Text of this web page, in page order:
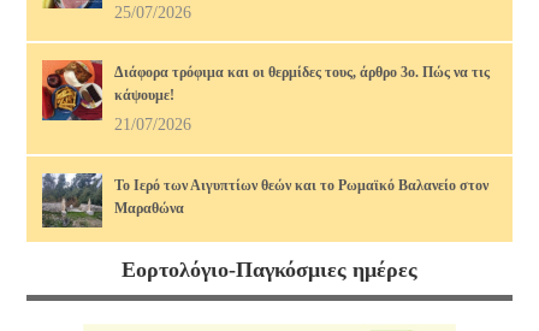
25/07/2026
Διάφορα τρόφιμα και οι θερμίδες τους, άρθρο 3ο. Πώς να τις
κάψουμε!
21/07/2026
Το Ιερό των Αιγυπτίων θεών και το Ρωμαϊκό Βαλανείο στον
Μαραθώνα
17/07/2026
Διάφορα τρόφιμα και οι θερμίδες τους, άρθρο 2ο. Πώς να τις
κάψουμε!
Εορτολόγιο-Παγκόσμιες ημέρες